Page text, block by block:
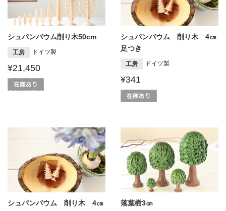
シュパンバウム削り木50cm
工房 ドイツ製
¥21,450
シュパンバウム 削り木 4㎝
足つき
工房 ドイツ製
¥341
シュパンバウム 削り木 4㎝ 落葉樹3㎝